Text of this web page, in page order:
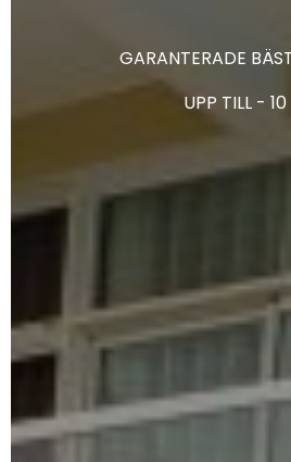
GARANTERADE
UPP TILL - 10